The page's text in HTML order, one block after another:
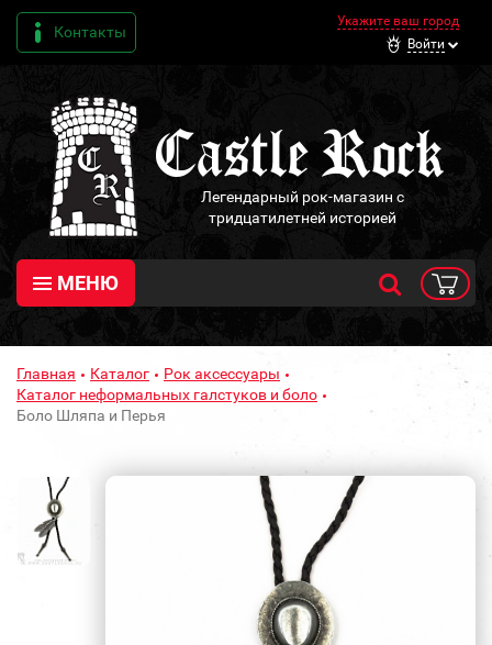
Контакты
Укажите ваш город
Войти
Легендарный рок-магазин с
тридцатилетней историей
МЕНЮ
Главная Каталог
Рок аксессуары
Каталог неформальных галстуков и боло
Боло Шляпа и Перья